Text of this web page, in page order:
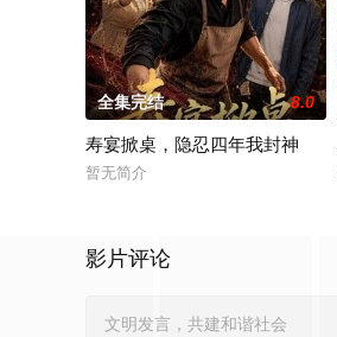
全集完结 8.0
寿宴掀桌，隐忍四年我封神
暂无简介
影片评论